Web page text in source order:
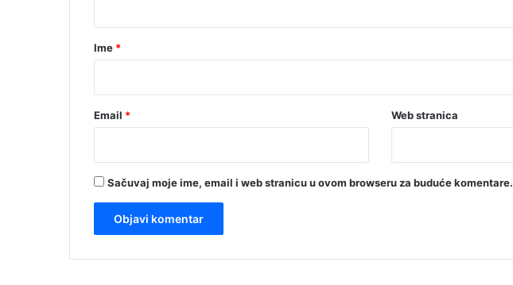
r
Ime *
Email * Web stranica
Sačuvaj moje ime, email i web stranicu u ovom browseru za buduće komentare.